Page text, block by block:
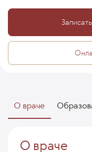
О враче
О враче